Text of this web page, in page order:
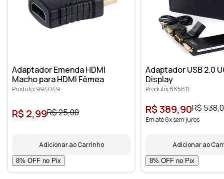
Adaptador Emenda HDMI
Macho para HDMI Fêmea
Produto: 994049
R$ 2,99R$ 25,00
Adicionar ao Carrinho
Adaptador USB 2.0
Display
Produto: 685611
R$ 389,90R$
Em até 6x sem juros
Adicionar ao